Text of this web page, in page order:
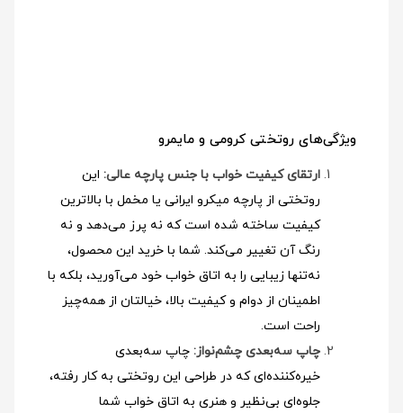
ویژگی‌های روتختی کرومی و مایمرو
ارتقای کیفیت خواب با جنس پارچه عالی: این
روتختی از پارچه میکرو ایرانی یا مخمل با بالاترین
کیفیت ساخته شده است که نه پرز می‌دهد و نه
رنگ آن تغییر می‌کند. شما با خرید این محصول،
نه‌تنها زیبایی را به اتاق خواب خود می‌آورید، بلکه با
اطمینان از دوام و کیفیت بالا، خیالتان از همه‌چیز
راحت است.
چاپ سه‌بعدی چشم‌نواز: چاپ سه‌بعدی
خیره‌کننده‌ای که در طراحی این روتختی به کار رفته،
جلوه‌ای بی‌نظیر و هنری به اتاق خواب شما